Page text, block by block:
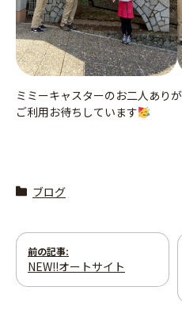
ミミーキャスターのお二人あり
ご利用お待ちしています
ブログ
投
稿
前の記事:
NEW!!オートサイト